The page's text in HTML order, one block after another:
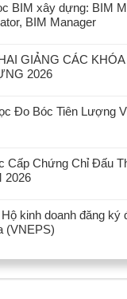
BIM xây dựng: BIM
BIM Manager
GIẢNG CÁC
2026
Đo Bóc Tiên Lượng
Cấp Chứng Chỉ Đấu
2026
kinh doanh đăng ký
(VNEPS)